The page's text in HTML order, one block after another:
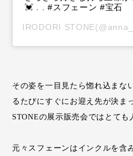
💓 . . #スフェーン #宝石
IRODORI STONE
その姿を一目見たら惚れ込まな
るたびにすぐにお迎え先が決ま
STONEの展示販売会ではとても
元々スフェーンはインクルを含